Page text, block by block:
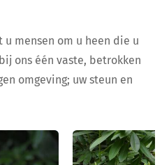
mensen om u heen die u
ons één vaste, betrokken
omgeving; uw steun en